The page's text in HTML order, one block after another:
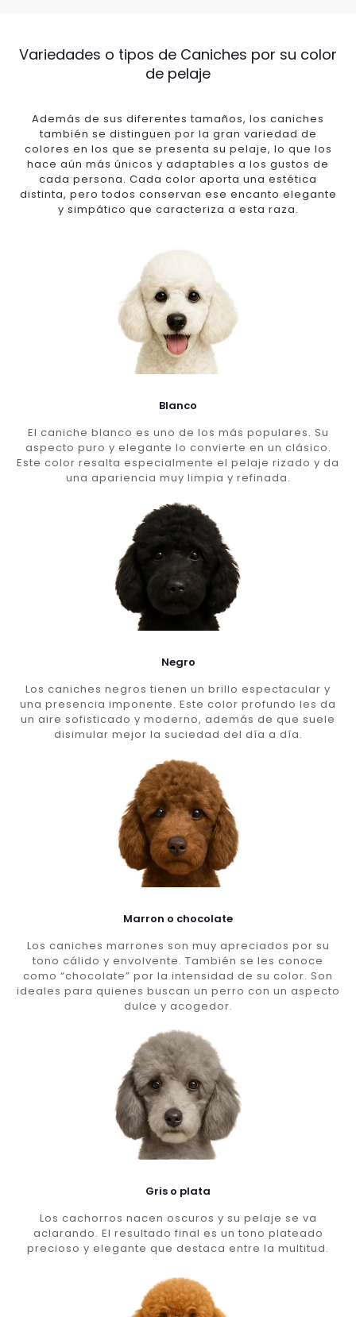
Variedades o tipos de Caniches por su color
de pelaje
Además de sus diferentes tamaños, los caniches
también se distinguen por la gran variedad de
colores en los que se presenta su pelaje, lo que los
hace aún más únicos y adaptables a los gustos de
cada persona. Cada color aporta una estética
distinta, pero todos conservan ese encanto elegante
y simpático que caracteriza a esta raza.
Blanco
El caniche blanco es uno de los más populares. Su
aspecto puro y elegante lo convierte en un clásico.
Este color resalta especialmente el pelaje rizado y da
una apariencia muy limpia y refinada.
Negro
Los caniches negros tienen un brillo espectacular y
una presencia imponente. Este color profundo les da
un aire sofisticado y moderno, además de que suele
disimular mejor la suciedad del día a día.
Marron o chocolate
Los caniches marrones son muy apreciados por su
tono cálido y envolvente. También se les conoce
como “chocolate” por la intensidad de su color. Son
ideales para quienes buscan un perro con un aspecto
dulce y acogedor.
Gris o plata
Los cachorros nacen oscuros y su pelaje se va
aclarando. El resultado final es un tono plateado
precioso y elegante que destaca entre la multitud.